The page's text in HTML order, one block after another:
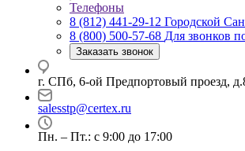
Телефоны
8 (812) 441-29-12 Городской
8 (800) 500-57-68 Для звонков
Заказать звонок
г. СПб, 6-ой Предпортовый проезд,
salesstp@certex.ru
Пн. – Пт.: с 9:00 до 17:00